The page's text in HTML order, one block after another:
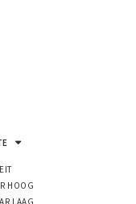
HOOG
LAAG